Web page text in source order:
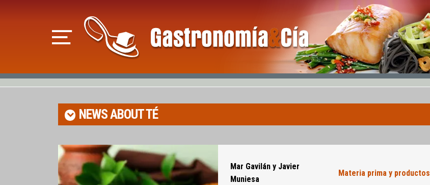
NEWS ABOUTTÉ
Mar Gavilán y Javier
Muniesa
Materia prima y productos